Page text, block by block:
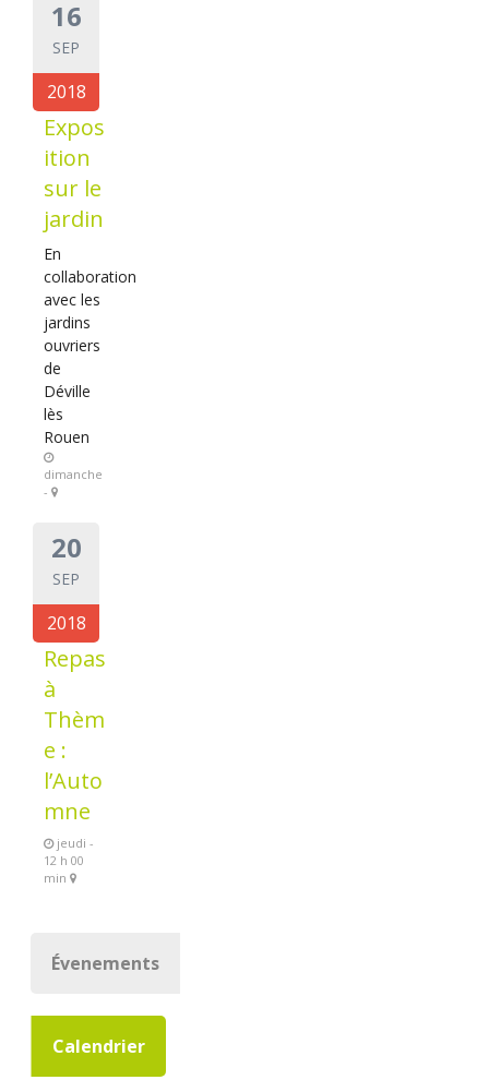
16
SEP
2018
Expos
ition
sur le
jardin
En
collaboration
avec les
jardins
ouvriers
de
Déville
lès
Rouen
dimanche
-
20
SEP
2018
Repas
à
Thèm
e :
l’Auto
mne
jeudi -
12 h 00
min
Évenements
Calendrier